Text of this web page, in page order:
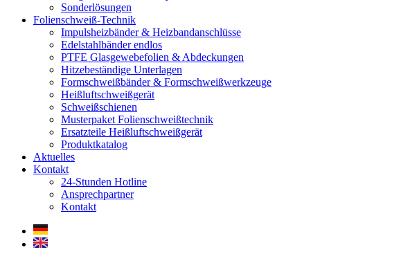
Sonderlösungen
Folienschweiß-Technik
Impuls­heizbänder & Heizband­anschlüsse
Edelstahlbänder endlos
PTFE Glas­gewebefolien & Abdeckungen
Hitzebeständige Unterlagen
Formschweiß­bänder & Formschweiß­werkzeuge
Heißluftschweißgerät
Schweiß­schienen
Musterpaket Folienschweißtechnik
Ersatzteile Heißluftschweißgerät
Produktkatalog
Aktuelles
Kontakt
24-Stunden Hotline
Ansprechpartner
Kontakt